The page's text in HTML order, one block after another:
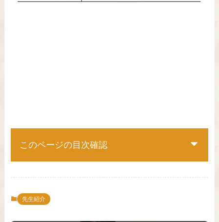
このページの目次確認
先生紹介